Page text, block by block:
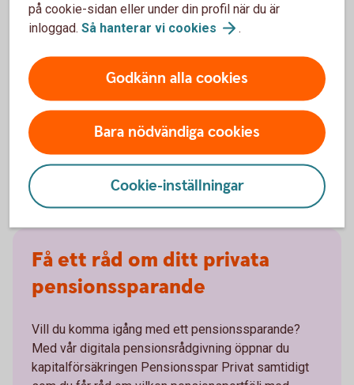
Mer information
Villkor och mer information
Få ett råd om ditt privata
pensionssparande
Vill du komma igång med ett pensionssparande?
Med vår digitala pensionsrådgivning öppnar du
kapitalförsäkringen Pensionsspar Privat samtidigt
på cookie-sidan eller under din profil när du är
inloggad. Så hanterar vi cookies .
Godkänn alla cookies
Bara nödvändiga cookies
Cookie-inställningar